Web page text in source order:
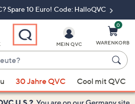
Spare 10 Euro! Code: HalloQVC
MEIN QVC
0
WARENKORB
30 Jahre QVC Cool mit QVC